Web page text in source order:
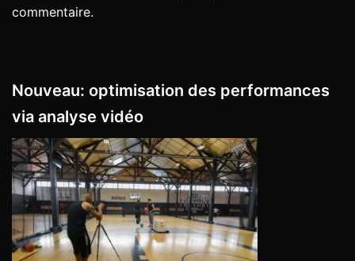
commentaire.
Nouveau: optimisation des performances
via analyse vidéo